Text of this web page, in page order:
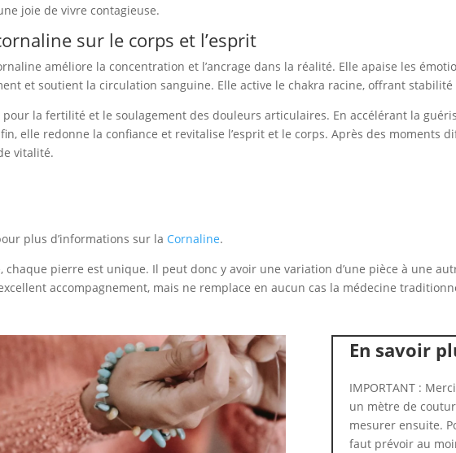
joie de vivre contagieuse.
sur le corps et l’esprit
améliore la concentration et l’ancrage dans la réalité. Elle apaise les
et soutient la circulation sanguine. Elle active le chakra racine, offrant
pour la fertilité et le soulagement des douleurs articulaires. En accélérant la
elle redonne la confiance et revitalise l’esprit et le corps. Après des moments
vitalité.
plus d’informations sur la Cornaline.
chaque pierre est unique. Il peut donc y avoir une variation d’une pièce à une
accompagnement, mais ne remplace en aucun cas la médecine
En savoir
IMPORTANT :
un mètre de
mesurer ensuite.
faut prévoir au